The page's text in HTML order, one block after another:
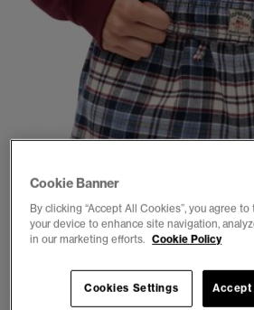
1 2 4
Cookie Banner
By clicking “Accept All Cookies”, you agree
your device to enhance site navigation,
in our marketing efforts. Cookie Policy
Cookies Settings Accept